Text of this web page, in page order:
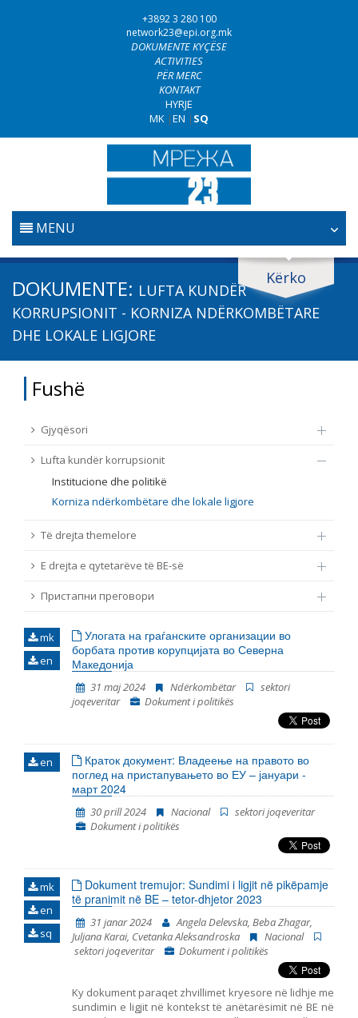
+3892 3 280 100
network23@epi.org.mk
DOKUMENTE KYÇËSE
ACTIVITIES
PËR MERC
KONTAKT
HYRJE
MK |EN | SQ
MENU
FILLESTARE
LUFTA KUNDËR KORRUPSIONIT
TË DREJTA THEMELORE
ПРИСТАПНИ ПРЕГОВОРИ
Kërko
Kërko dokumente
Kërko
Burim
Nga rrjeti 23
Data e shpalljes
DOKUMENTE: LUFTA KUNDËR
KORRUPSIONIT - KORNIZA NDËRKOMBËTARE
DHE LOKALE LIGJORE
Fushë
Gjyqësori
Lufta kundër korrupsionit
Institucione dhe politikë
Korniza ndërkombëtare dhe lokale ligjore
Të drejta themelore
E drejta e qytetarëve të BE-së
Пристапни преговори
mk
en
Улогата на граѓанските организации во
борбата против корупцијата во Северна
Македонија
31 maj 2024 Ndërkombëtar
sektori
joqeveritar
Dokument i politikës
en
Краток документ: Владеење на правото во
поглед на пристапувањето во ЕУ – јануари -
март 2024
30 prill 2024 Nacional
sektori joqeveritar
Dokument i politikës
mk
en
sq
Dokument tremujor: Sundimi i ligjit në pikëpamje
të pranimit në BE – tetor-dhjetor 2023
31 janar 2024
Angela Delevska, Beba Zhagar,
Juljana Karai, Cvetanka Aleksandroska
Nacional
sektori joqeveritar
Dokument i politikës
Ky dokument paraqet zhvillimet kryesore në lidhje me
sundimin e ligjit në kontekst të anëtarësimit në BE në